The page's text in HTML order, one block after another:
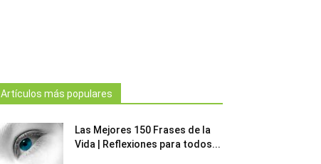
Artículos más populares
Las Mejores 150 Frases de la
Vida | Reflexiones para todos...